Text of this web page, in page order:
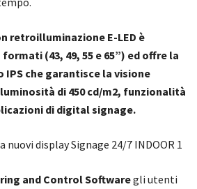
retroilluminazione E-LED è
(43, 49, 55 e 65”) ed offre la
che garantisce la visione
di 450 cd/m2, funzionalità
di digital signage.
and Control Softwaregli utenti